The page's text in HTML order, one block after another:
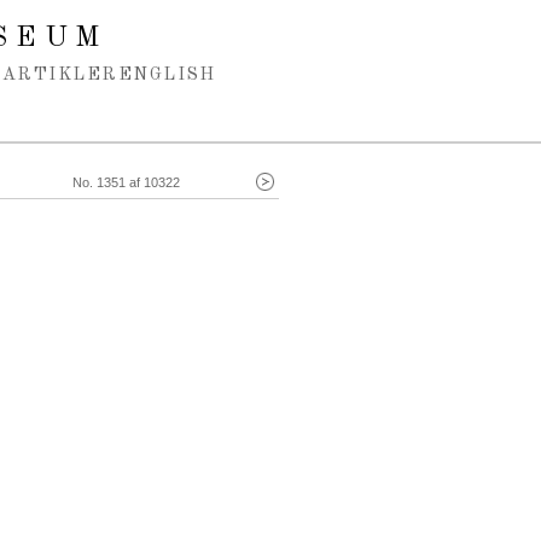
ENGLISH
No. 1351 af 10322